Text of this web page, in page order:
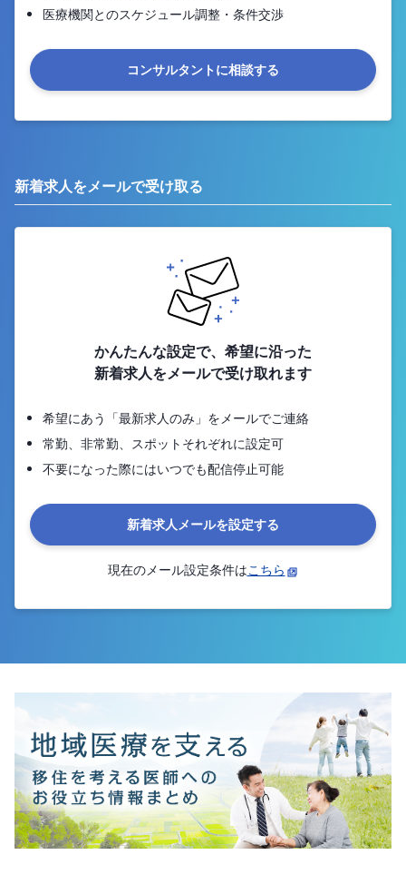
医療機関とのスケジュール調整・条件交渉
コンサルタントに相談する
新着求人をメールで受け取る
かんたんな設定で、希望に沿った
新着求人をメールで受け取れます
希望にあう「最新求人のみ」をメールでご連絡
常勤、非常勤、スポットそれぞれに設定可
不要になった際にはいつでも配信停止可能
新着求人メールを設定する
現在のメール設定条件はこちら